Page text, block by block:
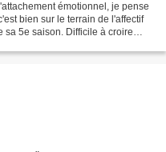
émotionnel, je pense
bien sur le terrain de l'affectif
sa 5e saison. Difficile à croire